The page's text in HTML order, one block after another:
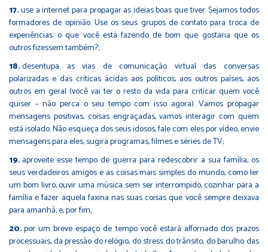
use a internet para propagar as ideias boas que tiver. Sejamos todos
formadores de opinião. Use os seus grupos de contato para troca de
experiências: o que você está fazendo de bom que gostaria que os
outros fizessem também?;
desentupa as vias de comunicação virtual das conversas
polarizadas e das críticas ácidas aos políticos, aos outros países, aos
outros em geral (você vai ter o resto da vida para criticar quem você
quiser – não perca o seu tempo com isso agora). Vamos propagar
mensagens positivas, coisas engraçadas, vamos interagir com quem
está isolado. Não esqueça dos seus idosos, fale com eles por vídeo, envie
mensagens para eles, sugira programas, filmes e séries de TV;
aproveite esse tempo de guerra para redescobrir a sua família, os
seus verdadeiros amigos e as coisas mais simples do mundo, como ler
um bom livro, ouvir uma música sem ser interrompido, cozinhar para a
família e fazer aquela faxina nas suas coisas que você sempre deixava
para amanhã; e, por fim,
por um breve espaço de tempo você estará alforriado dos prazos
processuais, da pressão do relógio, do stress do trânsito, do barulho das